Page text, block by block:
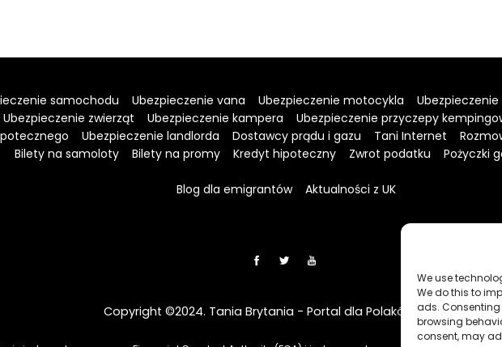
We use
We do this to
ads.
browsing
consent, may
samochodu Ubezpieczenie vana Ubezpieczenie motocykla
Ubezpieczenie zwierząt Ubezpieczenie kampera Ubezpieczenie przyczepy
Ubezpieczenie landlorda Dostawcy prądu i gazu Tani Internet
Bilety na samoloty
Bilety na promy Kredyt hipoteczny Zwrot podatku Pożyczki
Blog dla emigrantów Aktualności z UK
Copyright ©2024. Tania Brytania - Portal dla Polaków w UK